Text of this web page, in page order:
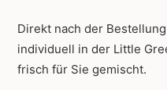
Direkt nach der
individuell in der Little
frisch für Sie gemischt.